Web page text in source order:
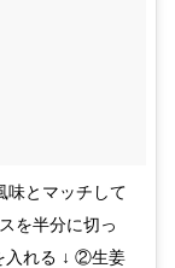
味とマッチして
を半分に切っ
入れる ↓ ②生姜